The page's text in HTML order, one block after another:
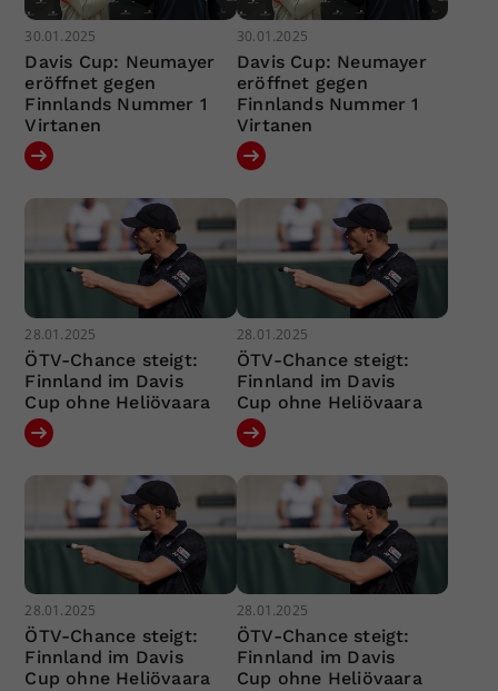
30.01.2025
Davis Cup: Neumayer
eröffnet gegen
Finnlands Nummer 1
Virtanen
30.01.2025
Davis Cup: Neumayer
eröffnet gegen
Finnlands Nummer 1
Virtanen
28.01.2025
ÖTV-Chance steigt:
Finnland im Davis
Cup ohne Heliövaara
28.01.2025
ÖTV-Chance steigt:
Finnland im Davis
Cup ohne Heliövaara
28.01.2025
ÖTV-Chance steigt:
Finnland im Davis
Cup ohne Heliövaara
28.01.2025
ÖTV-Chance steigt:
Finnland im Davis
Cup ohne Heliövaara